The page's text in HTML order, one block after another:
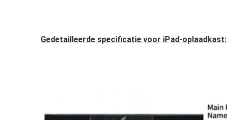
Gedetailleerde specificatie voor iPad-oplaadkast: